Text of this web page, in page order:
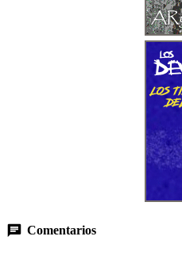
Comentarios